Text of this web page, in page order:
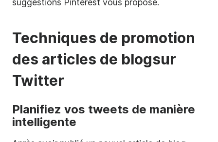
suggestions Pinterest vous propose.
Techniques de promotion
des articles de blogsur
Twitter
Planifiez vos tweets de manière
intelligente